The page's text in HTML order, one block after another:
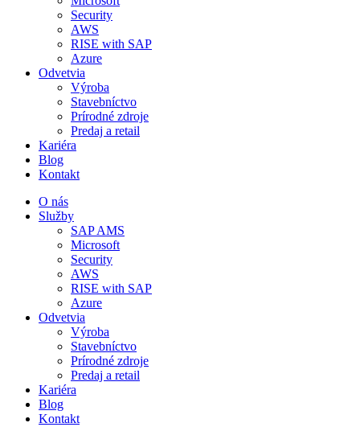
Security
AWS
RISE with SAP
Azure
Odvetvia
Výroba
Stavebníctvo
Prírodné zdroje
Predaj a retail
Kariéra
Blog
Kontakt
O nás
Služby
SAP AMS
Microsoft
Security
AWS
RISE with SAP
Azure
Odvetvia
Výroba
Stavebníctvo
Prírodné zdroje
Predaj a retail
Kariéra
Blog
Kontakt